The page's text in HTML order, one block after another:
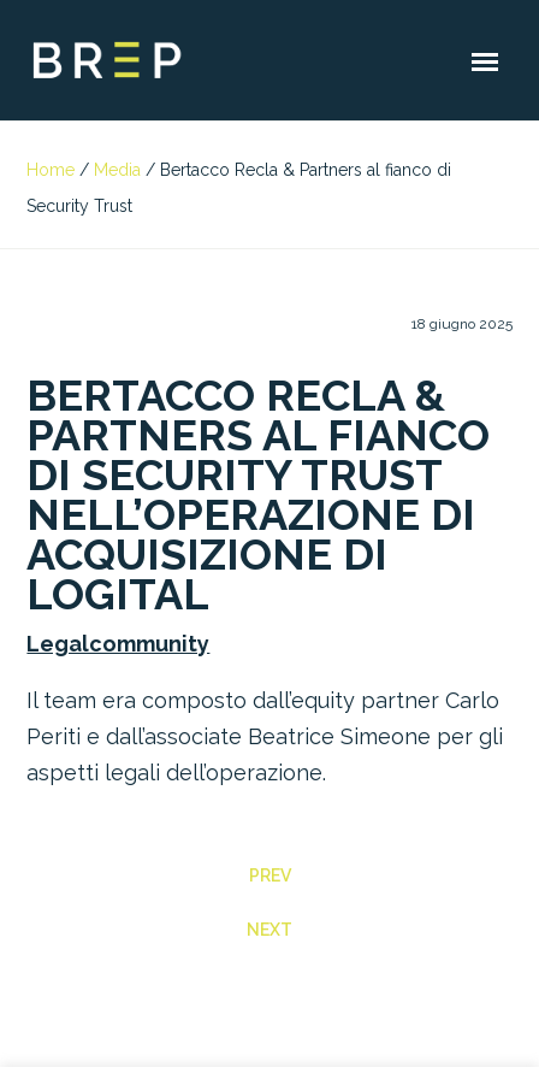
Home / Media / Bertacco Recla & Partners al fianco di
Security Trust
18 giugno 2025
BERTACCO RECLA &
PARTNERS AL FIANCO
DI SECURITY TRUST
NELL’OPERAZIONE DI
ACQUISIZIONE DI
LOGITAL
Legalcommunity
Il team era composto dall’equity partner Carlo
Periti e dall’associate Beatrice Simeone per gli
aspetti legali dell’operazione.
PREV
NEXT